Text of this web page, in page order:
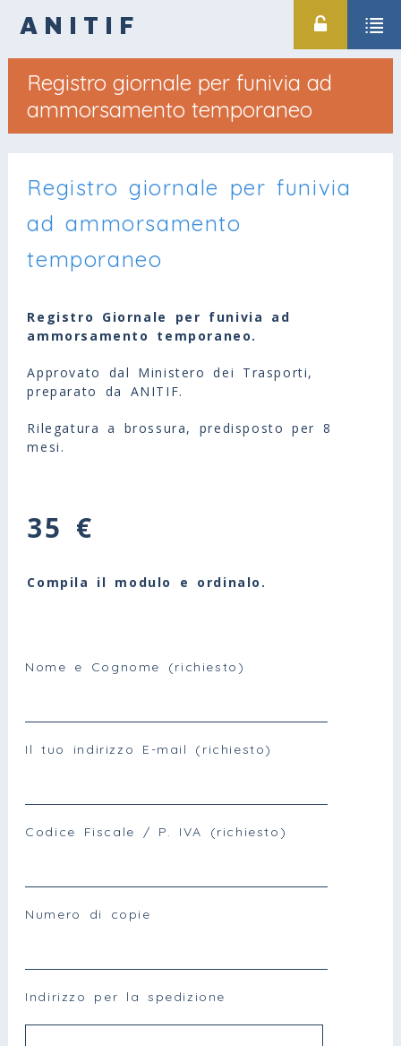
ANITIF
Registro giornale per funivia ad
ammorsamento temporaneo
Registro giornale per funivia
ad ammorsamento
temporaneo
Registro Giornale per funivia ad
ammorsamento temporaneo.
Approvato dal Ministero dei Trasporti,
preparato da ANITIF.
Rilegatura a brossura, predisposto per 8
mesi.
35 €
Compila il modulo e ordinalo.
Nome e Cognome (richiesto)
Il tuo indirizzo E-mail (richiesto)
Codice Fiscale / P. IVA (richiesto)
Numero di copie
Indirizzo per la spedizione